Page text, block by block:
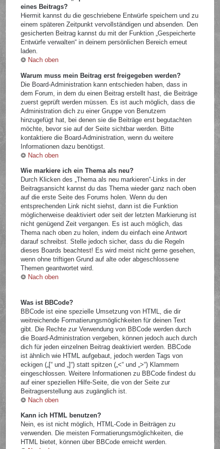
eines Beitrags?
Hiermit kannst du die geschriebene Entwürfe speichern und zu
einem späteren Zeitpunkt vervollständigen und absenden. Den
gesicherten Beitrag kannst du mit der Funktion „Gespeicherte
Entwürfe verwalten“ in deinem persönlichen Bereich erneut
laden.
Nach oben
Warum muss mein Beitrag erst freigegeben werden?
Die Board-Administration kann entschieden haben, dass in
dem Forum, in dem du einen Beitrag erstellt hast, die Beiträge
zuerst geprüft werden müssen. Es ist auch möglich, dass die
Administration dich zu einer Gruppe von Benutzern
hinzugefügt hat, bei denen sie die Beiträge erst begutachten
möchte, bevor sie auf der Seite sichtbar werden. Bitte
kontaktiere die Board-Administration, wenn du weitere
Informationen dazu benötigst.
Nach oben
Wie markiere ich ein Thema als neu?
Durch Klicken des „Thema als neu markieren“-Links in der
Beitragsansicht kannst du das Thema wieder ganz nach oben
auf die erste Seite des Forums holen. Wenn du den
entsprechenden Link nicht siehst, dann ist die Funktion
möglicherweise deaktiviert oder seit der letzten Markierung ist
nicht genügend Zeit vergangen. Es ist auch möglich, das
Thema nach oben zu holen, indem du einfach eine Antwort
darauf schreibst. Stelle jedoch sicher, dass du die Regeln
dieses Boards beachtest! Es wird meist nicht gerne gesehen,
wenn ohne triftigen Grund auf alte oder abgeschlossene
Themen geantwortet wird.
Nach oben
Was ist BBCode?
BBCode ist eine spezielle Umsetzung von HTML, die dir
weitreichende Formatierungsmöglichkeiten für deinen Text
gibt. Die Rechte zur Verwendung von BBCode werden durch
die Board-Administration vergeben, können jedoch auch durch
dich für jeden einzelnen Beitrag deaktiviert werden. BBCode
ist ähnlich wie HTML aufgebaut, jedoch werden Tags von
eckigen („[“ und „]“) statt spitzen („<“ und „>“) Klammern
eingeschlossen. Weitere Informationen zu BBCode findest du
auf einer speziellen Hilfe-Seite, die von der Seite zur
Beitragserstellung aus zugänglich ist.
Nach oben
Kann ich HTML benutzen?
Nein, es ist nicht möglich, HTML-Code in Beiträgen zu
verwenden. Die meisten Formatierungsmöglichkeiten, die
HTML bietet, können über BBCode erreicht werden.